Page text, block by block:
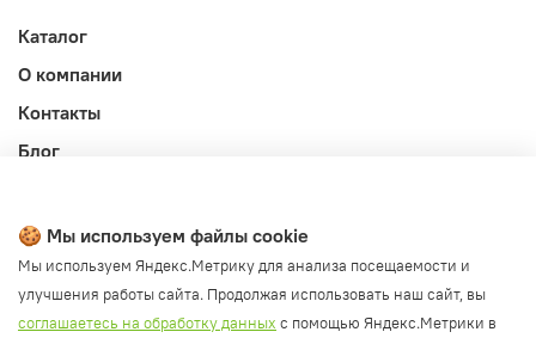
Каталог
О компании
Контакты
Блог
Публичная оферта
Политика конфиденциальности и обработки ПД
Согласие на обработку ПД
🍪 Мы используем файлы cookie
Мы используем Яндекс.Метрику для анализа посещаемости и
улучшения работы сайта. Продолжая использовать наш сайт, вы
соглашаетесь на обработку данных с помощью Яндекс.Метрики в